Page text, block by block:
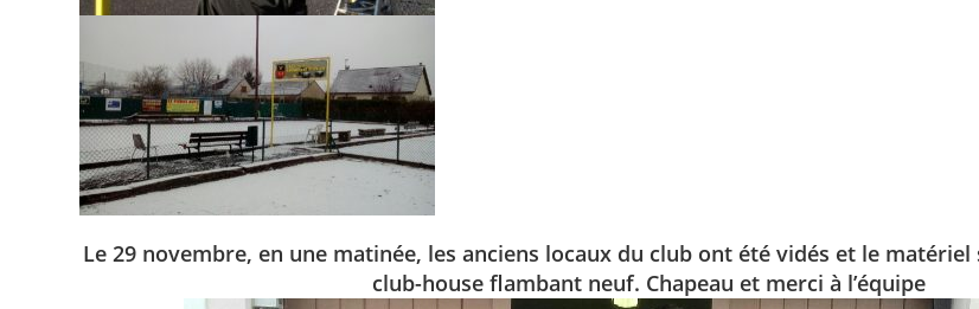
Le 29 novembre, en une matinée, les anciens locaux du club ont été vidés et le matériel
club-house flambant neuf. Chapeau et merci à l’équipe